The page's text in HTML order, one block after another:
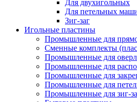
Для двухигольных
Для петельных
Зиг-заг
Игольные пластины
Промышленные для
Сменные комплекты
Промышленные для
Промышленные для
Промышленные для
Промышленные для
Промышленные для зиг-